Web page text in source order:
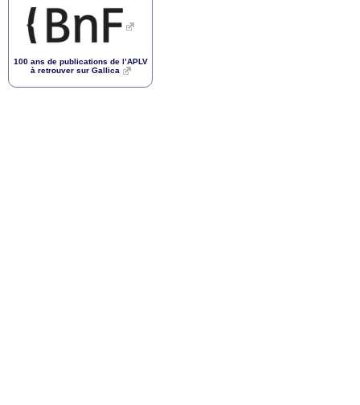
100 ans de publications de l’APLV
à retrouver sur Gallica